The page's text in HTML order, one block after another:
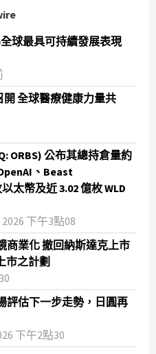
球最具可持續發展表現
開 全球醫療健康力量共
ORBS) 公布其總持倉量約
、Beast
太幣及近 3.02 億枚 WLD
下午3點08
商業化 撤回納斯達克上市
市之計劃
評估下一步走勢，日圓再
下午2點30